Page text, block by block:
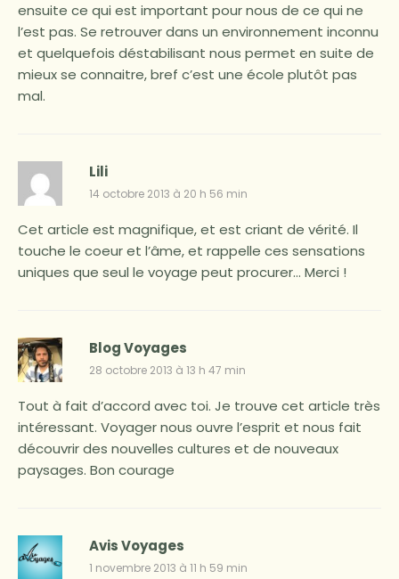
ensuite ce qui est important pour nous de ce qui ne
l’est pas. Se retrouver dans un environnement inconnu
et quelquefois déstabilisant nous permet en suite de
mieux se connaitre, bref c’est une école plutôt pas
mal.
Lili
14 octobre 2013 à 20 h 56 min
Cet article est magnifique, et est criant de vérité. Il
touche le coeur et l’âme, et rappelle ces sensations
uniques que seul le voyage peut procurer… Merci !
Blog Voyages
28 octobre 2013 à 13 h 47 min
Tout à fait d’accord avec toi. Je trouve cet article très
intéressant. Voyager nous ouvre l’esprit et nous fait
découvrir des nouvelles cultures et de nouveaux
paysages. Bon courage
Avis Voyages
1 novembre 2013 à 11 h 59 min